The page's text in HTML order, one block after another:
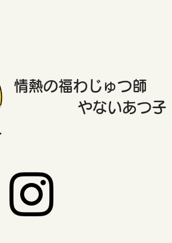
情熱の福わじゅつ師
やないあつ子